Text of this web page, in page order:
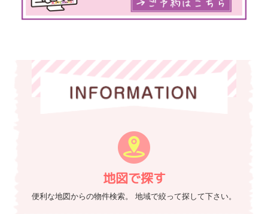
地図で探す
便利な地図からの物件検索。 地域で絞って探して下さい。